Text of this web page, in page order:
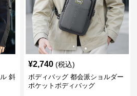
斜
¥2,740 (税込)
ボディバッグ 都会派ショルダー
ポケットボディバッグ